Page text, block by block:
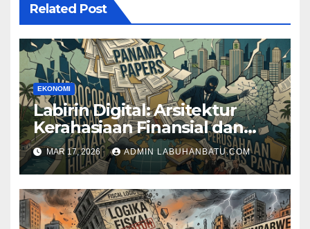
Related Post
EKONOMI
Labirin Digital: Arsitektur
Kerahasiaan Finansial dan
Skandal Panama Papers 2016
MAR 17, 2026 ADMIN LABUHANBATU.COM